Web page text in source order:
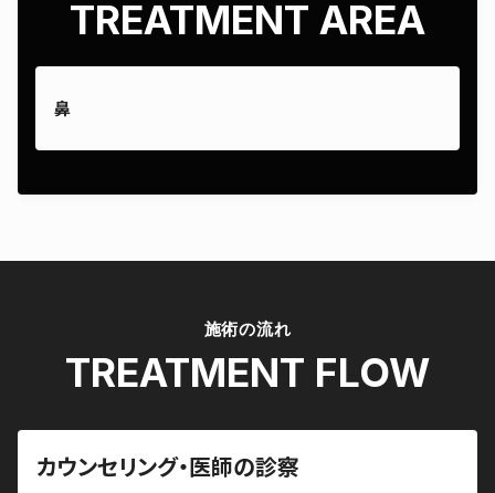
TREATMENT AREA
鼻
施術の流れ
TREATMENT FLOW
カウンセリング・医師の診察